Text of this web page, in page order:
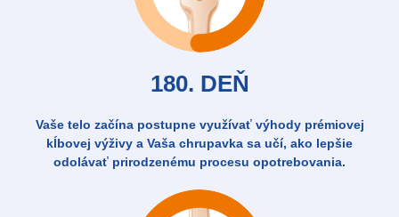
180. DEŇ
Vaše telo začína postupne využívať výhody prémiovej
kĺbovej výživy a Vaša chrupavka sa učí, ako lepšie
odolávať prirodzenému procesu opotrebovania.